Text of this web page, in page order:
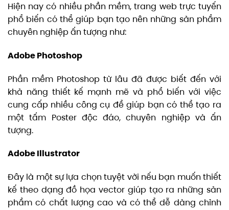
Hiện nay có nhiều phần mềm, trang web trực tuyến
phổ biến có thể giúp bạn tạo nên những sản phẩm
chuyên nghiệp ấn tượng như:
Adobe Photoshop
Phần mềm Photoshop từ lâu đã được biết đến với
khả năng thiết kế mạnh mẽ và phổ biến với việc
cung cấp nhiều công cụ để giúp bạn có thể tạo ra
một tấm Poster độc đáo, chuyên nghiệp và ấn
tượng.
Adobe Illustrator
Đây là một sự lựa chọn tuyệt vời nếu bạn muốn thiết
kế theo dạng đồ họa vector giúp tạo ra những sản
phẩm có chất lượng cao và có thể dễ dàng chỉnh